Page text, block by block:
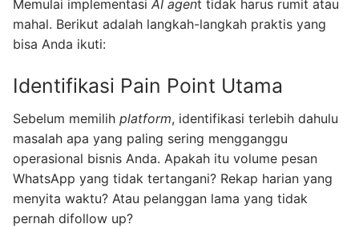
Memulai implementasi AI agent tidak harus rumit atau
mahal. Berikut adalah langkah-langkah praktis yang
bisa Anda ikuti:
Identifikasi Pain Point Utama
Sebelum memilih platform, identifikasi terlebih dahulu
masalah apa yang paling sering mengganggu
operasional bisnis Anda. Apakah itu volume pesan
WhatsApp yang tidak tertangani? Rekap harian yang
menyita waktu? Atau pelanggan lama yang tidak
pernah difollow up?